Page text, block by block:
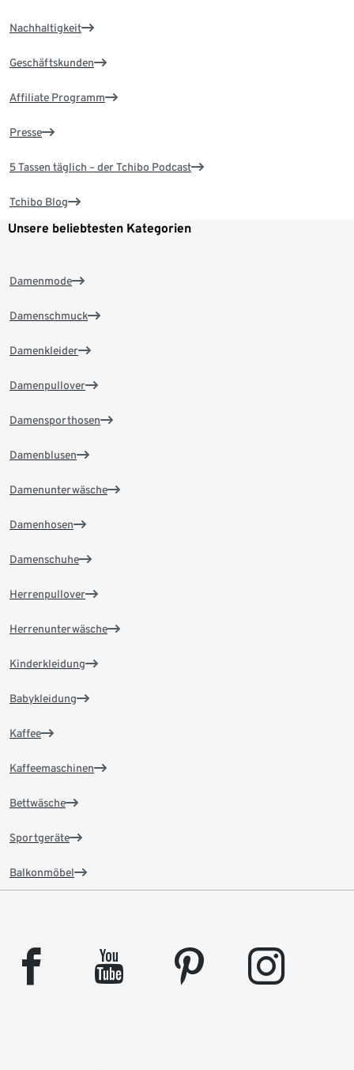
Nachhaltigkeit
Geschäftskunden
Affiliate Programm
Presse
5 Tassen täglich – der Tchibo Podcast
Tchibo Blog
Unsere beliebtesten Kategorien
Damenmode
Damenschmuck
Damenkleider
Damenpullover
Damensporthosen
Damenblusen
Damenunterwäsche
Damenhosen
Damenschuhe
Herrenpullover
Herrenunterwäsche
Kinderkleidung
Babykleidung
Kaffee
Kaffeemaschinen
Bettwäsche
Sportgeräte
Balkonmöbel
facebook youtube pinterest instagram